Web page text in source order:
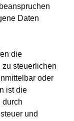
Daten
die
steuerlichen
oder
ist die
durch
und